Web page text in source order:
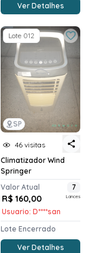
Ver Detalhes
SP
Lote 012
46 visitas
Climatizador Wind
Springer
Valor Atual
R$ 160,00
Usuario: D****san
7
Lances
Lote Encerrado
Ver Detalhes